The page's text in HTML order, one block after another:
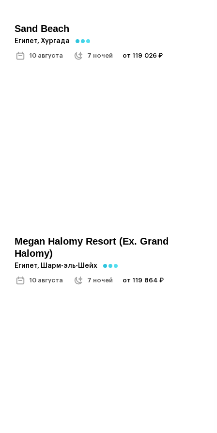
Sand Beach
Египет, Хургада
10 августа 7 ночей от 119 026 ₽
Megan Halomy Resort (ex. Grand
Halomy)
Египет, Шарм-эль-Шейх
10 августа 7 ночей от 119 864 ₽